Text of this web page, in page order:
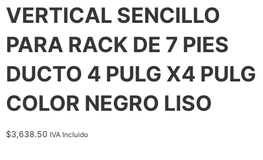
VERTICAL SENCILLO
PARA RACK DE 7 PIES
DUCTO 4 PULG X4 PULG
COLOR NEGRO LISO
$3,638.50 IVA Incluido